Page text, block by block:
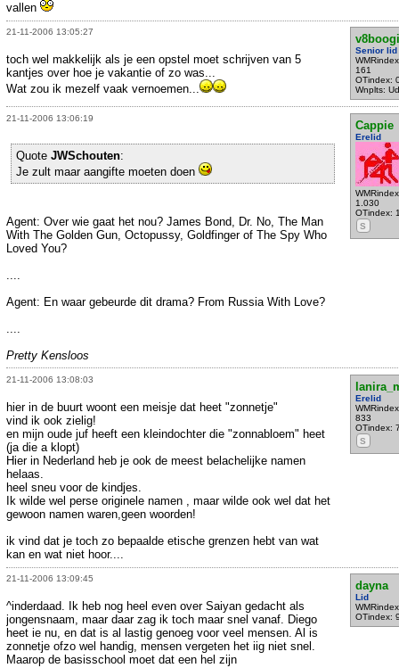
vallen
21-11-2006 13:05:27
Senior lid
161
OTindex:
Wnplts:
toch wel makkelijk als je een opstel moet schrijven van 5
kantjes over hoe je vakantie of zo was...
Wat zou ik mezelf vaak vernoemen...
21-11-2006 13:06:19
Cappie
Erelid
1.030
OTindex:
S
Quote JWSchouten:
Je zult maar aangifte moeten doen
Agent: Over wie gaat het nou? James Bond, Dr. No, The Man
With The Golden Gun, Octopussy, Goldfinger of The Spy Who
Loved You?
Agent: En waar gebeurde dit drama? From Russia With Love?
Pretty Kensloos
21-11-2006 13:08:03
Erelid
833
OTindex:
S
hier in de buurt woont een meisje dat heet "zonnetje"
vind ik ook zielig!
en mijn oude juf heeft een kleindochter die "zonnabloem" heet
(ja die a klopt)
Hier in Nederland heb je ook de meest belachelijke namen
helaas.
heel sneu voor de kindjes.
Ik wilde wel perse originele namen , maar wilde ook wel dat het
gewoon namen waren,geen woorden!
ik vind dat je toch zo bepaalde etische grenzen hebt van wat
kan en wat niet hoor....
21-11-2006 13:09:45
dayna
Lid
OTindex:
^inderdaad. Ik heb nog heel even over Saiyan gedacht als
jongensnaam, maar daar zag ik toch maar snel vanaf. Diego
heet ie nu, en dat is al lastig genoeg voor veel mensen. Al is
zonnetje ofzo wel handig, mensen vergeten het iig niet snel.
Maarop de basisschool moet dat een hel zijn